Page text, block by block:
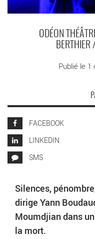
ODÉON
Publié le 1
FACEBOOK
LINKEDIN
SMS
Silences,
dirige Yann
Moumdjian dans
la mort.